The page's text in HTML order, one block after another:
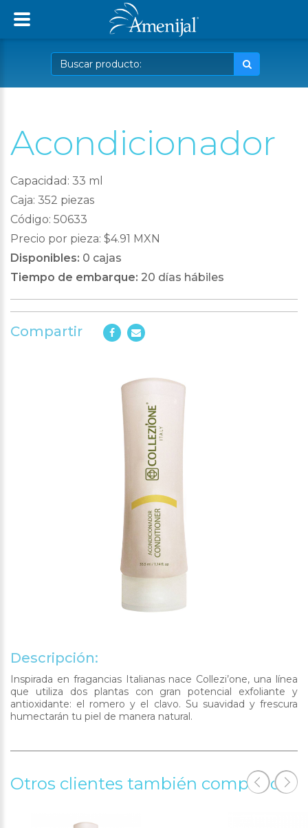
Acondicionador
Capacidad: 33 ml
Caja: 352 piezas
Código: 50633
Precio por pieza: $4.91 MXN
Disponibles: 0 cajas
Tiempo de embarque: 20 días hábiles
Compartir
Descripción:
Inspirada en fragancias Italianas nace Collezi’one, una línea
que utiliza dos plantas con gran potencial exfoliante y
antioxidante: el romero y el clavo. Su suavidad y frescura
humectarán tu piel de manera natural.
Otros clientes también compraron